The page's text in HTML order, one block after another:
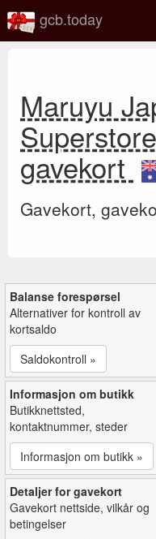
gcb.today
Maruyu
gavekort
Gavekort,
Balanse forespørsel
Alternativer for kontroll av
kortsaldo
Saldokontroll »
Informasjon om butikk
Butikknettsted,
kontaktnummer, steder
Informasjon om butikk »
Detaljer for gavekort
Gavekort nettside, vilkår og
betingelser